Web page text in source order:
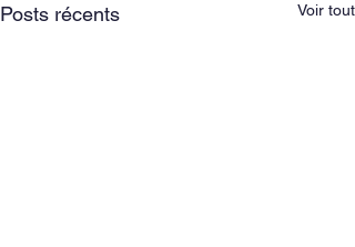
Posts récents Voir tout